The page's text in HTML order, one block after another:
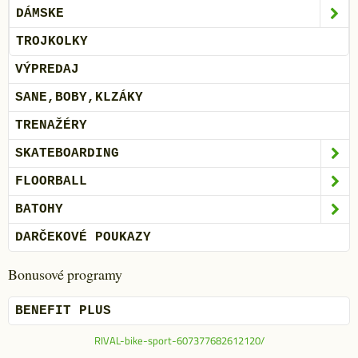
DÁMSKE
TROJKOLKY
VÝPREDAJ
SANE,BOBY,KLZÁKY
TRENAŽÉRY
SKATEBOARDING
FLOORBALL
BATOHY
DARČEKOVÉ POUKAZY
Bonusové programy
BENEFIT PLUS
RIVAL-bike-sport-607377682612120/